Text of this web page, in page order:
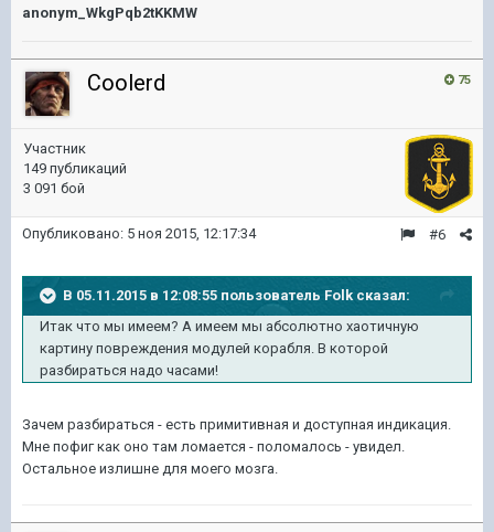
anonym_WkgPqb2tKKMW
75
Coolerd
Участник
149 публикаций
3 091 бой
#6
Опубликовано: 5 ноя 2015, 12:17:34
В 05.11.2015 в 12:08:55 пользователь Folk сказал:
Итак что мы имеем? А имеем мы абсолютно хаотичную
картину повреждения модулей корабля. В которой
разбираться надо часами!
Зачем разбираться - есть примитивная и доступная индикация.
Мне пофиг как оно там ломается - поломалось - увидел.
Остальное излишне для моего мозга.